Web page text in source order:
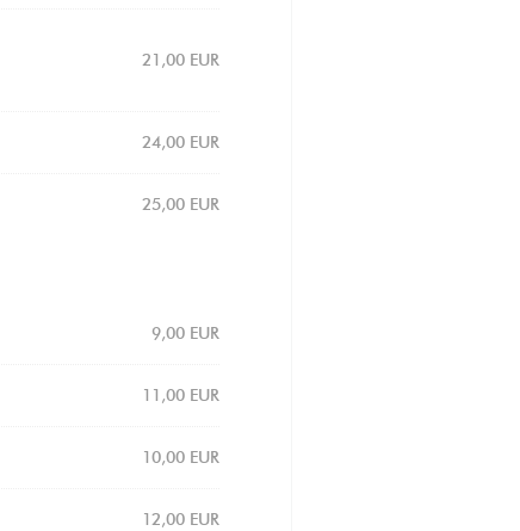
21,00 EUR
24,00 EUR
25,00 EUR
9,00 EUR
11,00 EUR
10,00 EUR
12,00 EUR